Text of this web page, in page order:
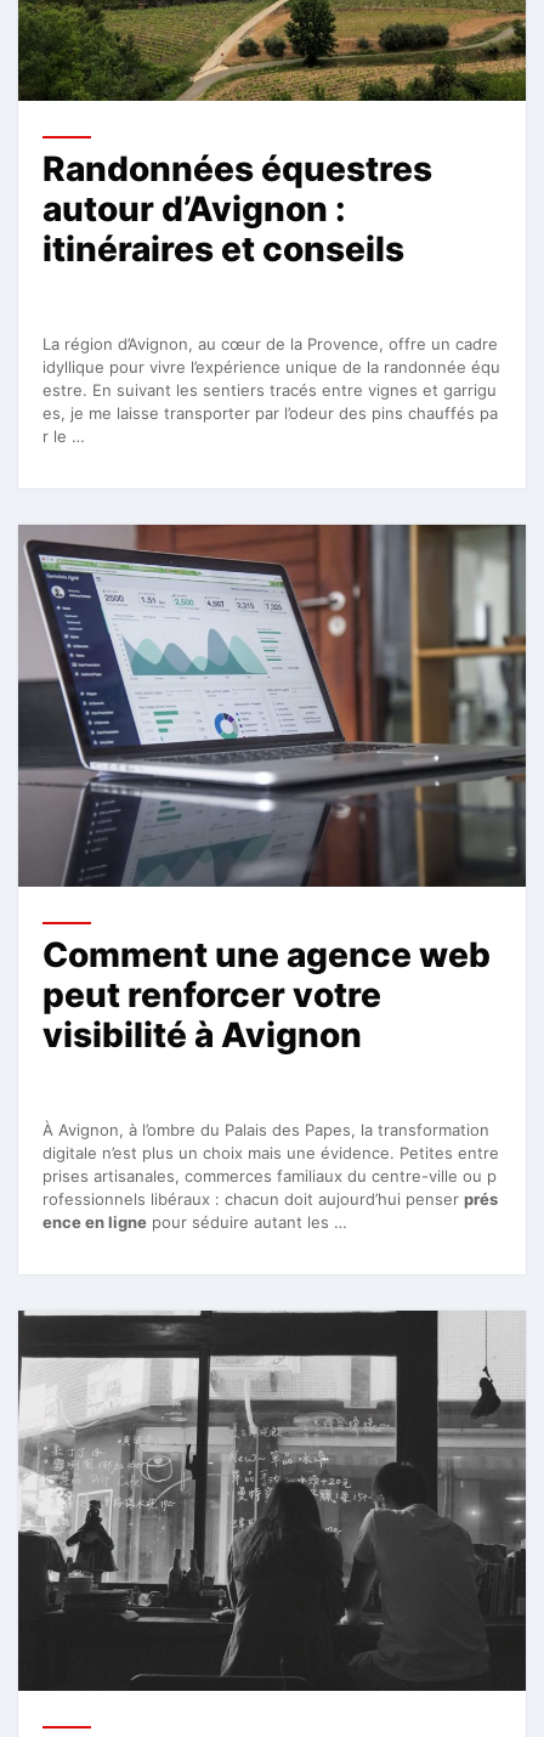
Randonnées équestres
autour d’Avignon :
itinéraires et conseils
La région d’Avignon, au cœur de la Provence, offre un cadre
idyllique pour vivre l’expérience unique de la randonnée équ
estre. En suivant les sentiers tracés entre vignes et garrigu
es, je me laisse transporter par l’odeur des pins chauffés pa
r le …
Comment une agence web
peut renforcer votre
visibilité à Avignon
À Avignon, à l’ombre du Palais des Papes, la transformation
digitale n’est plus un choix mais une évidence. Petites entre
prises artisanales, commerces familiaux du centre-ville ou p
rofessionnels libéraux : chacun doit aujourd’hui penser prés
ence en ligne pour séduire autant les …